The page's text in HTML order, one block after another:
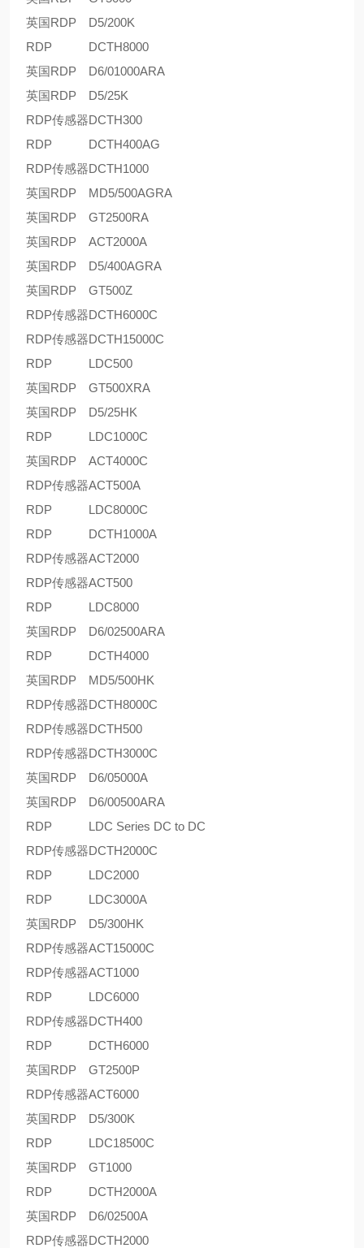
英国RDP
D5/200K
RDP
DCTH8000
英国RDP
D6/01000ARA
英国RDP
D5/25K
RDP传感器DCTH300
RDP
DCTH400AG
RDP传感器DCTH1000
英国RDP
MD5/500AGRA
英国RDP
GT2500RA
英国RDP
ACT2000A
英国RDP
D5/400AGRA
英国RDP
GT500Z
RDP传感器DCTH6000C
RDP传感器DCTH15000C
RDP
LDC500
英国RDP
GT500XRA
英国RDP
D5/25HK
RDP
LDC1000C
英国RDP
ACT4000C
RDP传感器ACT500A
RDP
LDC8000C
RDP
DCTH1000A
RDP传感器ACT2000
RDP传感器ACT500
RDP
LDC8000
英国RDP
D6/02500ARA
RDP
DCTH4000
英国RDP
MD5/500HK
RDP传感器DCTH8000C
RDP传感器DCTH500
RDP传感器DCTH3000C
英国RDP
D6/05000A
英国RDP
D6/00500ARA
RDP
LDC Series DC to DC
RDP传感器DCTH2000C
RDP
LDC2000
RDP
LDC3000A
英国RDP
D5/300HK
RDP传感器ACT15000C
RDP传感器ACT1000
RDP
LDC6000
RDP传感器DCTH400
RDP
DCTH6000
英国RDP
GT2500P
RDP传感器ACT6000
英国RDP
D5/300K
RDP
LDC18500C
英国RDP
GT1000
RDP
DCTH2000A
英国RDP
D6/02500A
RDP传感器DCTH2000